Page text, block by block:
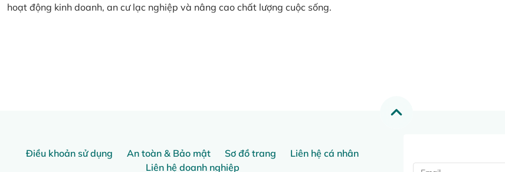
hoạt động kinh doanh, an cư lạc nghiệp và nâng cao chất lượng cuộc sống.
Điều khoản sử dụng An toàn & Bảo mật Sơ đồ trang
Liên hệ cá nhân
Liên hệ doanh nghiệp